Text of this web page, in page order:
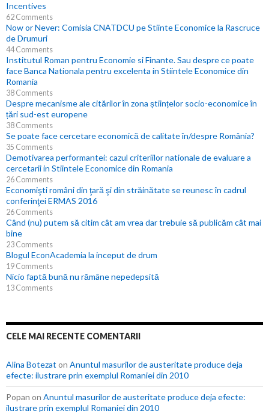
Incentives
62 Comments
Now or Never: Comisia CNATDCU pe Stiinte Economice la Rascruce
de Drumuri
44 Comments
Institutul Roman pentru Economie si Finante. Sau despre ce poate
face Banca Nationala pentru excelenta in Stiintele Economice din
Romania
38 Comments
Despre mecanisme ale citărilor în zona științelor socio-economice în
țări sud-est europene
38 Comments
Se poate face cercetare economică de calitate în/despre România?
35 Comments
Demotivarea performantei: cazul criteriilor nationale de evaluare a
cercetarii in Stiintele Economice din Romania
26 Comments
Economişti români din ţară şi din străinătate se reunesc în cadrul
conferinţei ERMAS 2016
26 Comments
Când (nu) putem să citim cât am vrea dar trebuie să publicăm cât mai
bine
23 Comments
Blogul EconAcademia la inceput de drum
19 Comments
Nicio faptă bună nu rămâne nepedepsită
13 Comments
CELE MAI RECENTE COMENTARII
Alina Botezat on Anuntul masurilor de austeritate produce deja
efecte: ilustrare prin exemplul Romaniei din 2010
Popan on Anuntul masurilor de austeritate produce deja efecte:
ilustrare prin exemplul Romaniei din 2010